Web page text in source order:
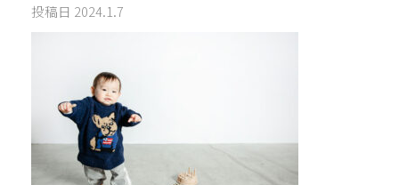
投稿日 2024.1.7